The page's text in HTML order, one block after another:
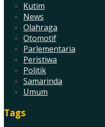
Kutim
News
Olahraga
Otomotif
Parlementaria
Peristiwa
Politik
Samarinda
Umum
Tags